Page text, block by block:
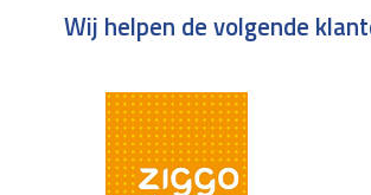
Wij helpen de volgende